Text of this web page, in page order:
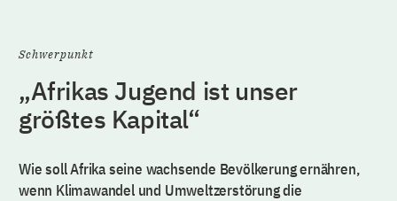
Schwerpunkt
„Afrikas Jugend ist unser
größtes Kapital“
Wie soll Afrika seine wachsende Bevölkerung ernähren,
wenn Klimawandel und Umweltzerstörung die